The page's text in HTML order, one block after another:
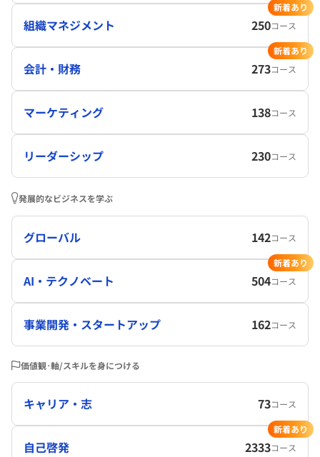
組織マネジメント 250コース
新着あり
会計・財務 273コース
新着あり
マーケティング 138コース
リーダーシップ 230コース
発展的なビジネスを学ぶ
グローバル 142コース
AI・テクノベート 504コース
新着あり
事業開発・スタートアップ 162コース
価値観･軸/スキルを身につける
キャリア・志 73コース
自己啓発 2333コース
新着あり